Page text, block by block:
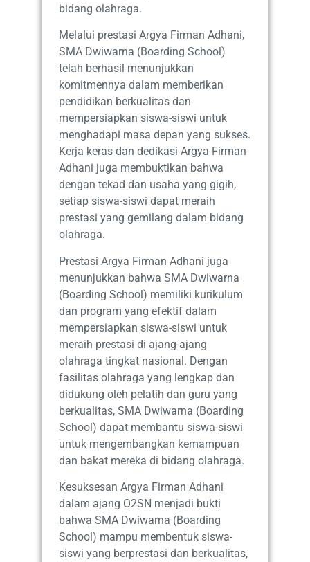
bidang olahraga.
Melalui prestasi Argya Firman Adhani,
SMA Dwiwarna (Boarding School)
telah berhasil menunjukkan
komitmennya dalam memberikan
pendidikan berkualitas dan
mempersiapkan siswa-siswi untuk
menghadapi masa depan yang sukses.
Kerja keras dan dedikasi Argya Firman
Adhani juga membuktikan bahwa
dengan tekad dan usaha yang gigih,
setiap siswa-siswi dapat meraih
prestasi yang gemilang dalam bidang
olahraga.
Prestasi Argya Firman Adhani juga
menunjukkan bahwa SMA Dwiwarna
(Boarding School) memiliki kurikulum
dan program yang efektif dalam
mempersiapkan siswa-siswi untuk
meraih prestasi di ajang-ajang
olahraga tingkat nasional. Dengan
fasilitas olahraga yang lengkap dan
didukung oleh pelatih dan guru yang
berkualitas, SMA Dwiwarna (Boarding
School) dapat membantu siswa-siswi
untuk mengembangkan kemampuan
dan bakat mereka di bidang olahraga.
Kesuksesan Argya Firman Adhani
dalam ajang O2SN menjadi bukti
bahwa SMA Dwiwarna (Boarding
School) mampu membentuk siswa-
siswi yang berprestasi dan berkualitas,